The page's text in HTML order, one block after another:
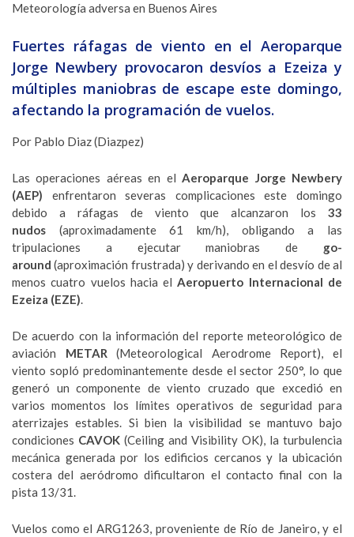
Meteorología adversa en Buenos Aires
Fuertes ráfagas de viento en el Aeroparque
Jorge Newbery provocaron desvíos a Ezeiza y
múltiples maniobras de escape este domingo,
afectando la programación de vuelos.
Por Pablo Diaz (Diazpez)
Las operaciones aéreas en el Aeroparque Jorge Newbery
(AEP) enfrentaron severas complicaciones este domingo
debido a ráfagas de viento que alcanzaron los 33
nudos (aproximadamente 61 km/h), obligando a las
tripulaciones a ejecutar maniobras de go-
around (aproximación frustrada) y derivando en el desvío de al
menos cuatro vuelos hacia el Aeropuerto Internacional de
Ezeiza (EZE)
De acuerdo con la información del reporte meteorológico de
aviación METAR (Meteorological Aerodrome Report), el
viento sopló predominantemente desde el sector 250°, lo que
generó un componente de viento cruzado que excedió en
varios momentos los límites operativos de seguridad para
aterrizajes estables. Si bien la visibilidad se mantuvo bajo
condiciones CAVOK (Ceiling and Visibility OK), la turbulencia
mecánica generada por los edificios cercanos y la ubicación
costera del aeródromo dificultaron el contacto final con la
pista 13/31.
Vuelos como el ARG1263, proveniente de Río de Janeiro, y el